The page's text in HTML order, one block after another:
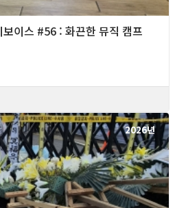
이스 #56 : 화끈한 뮤직 캠프
2026년